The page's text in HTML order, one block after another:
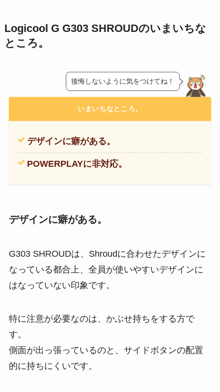
Logicool G G303 SHROUDのいまいちな
ところ。
後悔しないように気をつけてね！
いまいちなところ。
デザインに癖がある。
POWERPLAYに非対応。
デザインに癖がある。
G303 SHROUDは、Shroudに合わせたデザインに
なっている都合上、全員が使いやすいデザインに
はなっていない印象です。
特に注意が必要なのは、かぶせ持ちをする方で
す。
側面が出っ張っているのと、サイドボタンの配置
的に持ちにくいです。